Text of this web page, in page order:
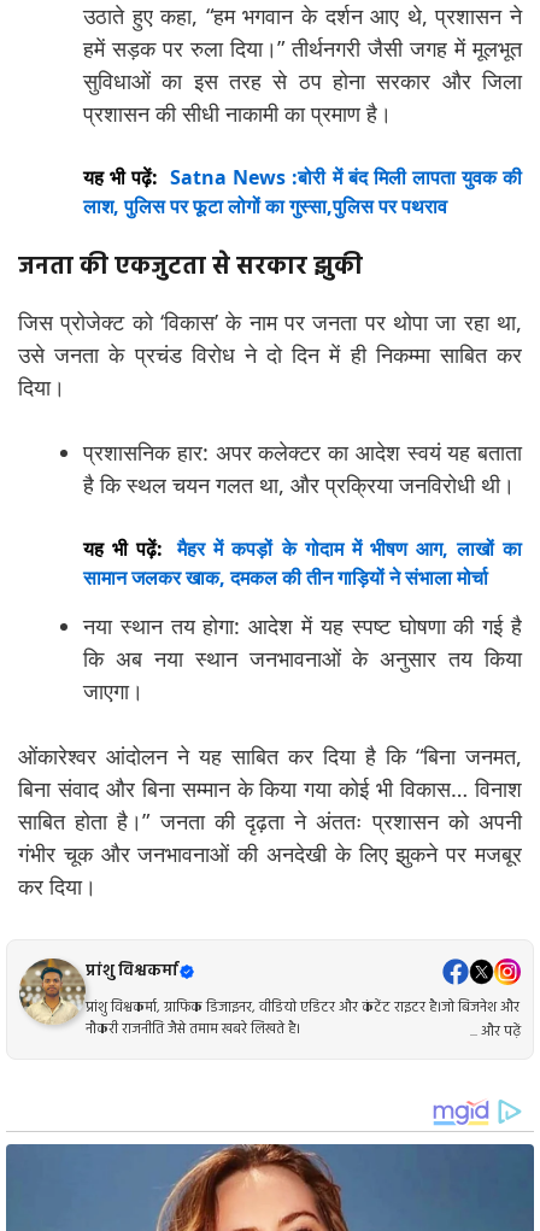
उठाते हुए कहा, “हम भगवान के दर्शन आए थे, प्रशासन ने
हमें सड़क पर रुला दिया।” तीर्थनगरी जैसी जगह में मूलभूत
सुविधाओं का इस तरह से ठप होना सरकार और जिला
प्रशासन की सीधी नाकामी का प्रमाण है।
यह भी पढ़ें: Satna News :बोरी में बंद मिली लापता युवक की
लाश, पुलिस पर फूटा लोगों का गुस्सा,पुलिस पर पथराव
जनता की एकजुटता से सरकार झुकी
जिस प्रोजेक्ट को ‘विकास’ के नाम पर जनता पर थोपा जा रहा था,
उसे जनता के प्रचंड विरोध ने दो दिन में ही निकम्मा साबित कर
दिया।
प्रशासनिक हार: अपर कलेक्टर का आदेश स्वयं यह बताता
है कि स्थल चयन गलत था, और प्रक्रिया जनविरोधी थी।
यह भी पढ़ें:
मैहर में कपड़ों के गोदाम में भीषण आग, लाखों का
सामान जलकर खाक, दमकल की तीन गाड़ियों ने संभाला मोर्चा
नया स्थान तय होगा: आदेश में यह स्पष्ट घोषणा की गई है
कि अब नया स्थान जनभावनाओं के अनुसार तय किया
जाएगा।
ओंकारेश्वर आंदोलन ने यह साबित कर दिया है कि “बिना जनमत,
बिना संवाद और बिना सम्मान के किया गया कोई भी विकास… विनाश
साबित होता है।” जनता की दृढ़ता ने अंततः प्रशासन को अपनी
गंभीर चूक और जनभावनाओं की अनदेखी के लिए झुकने पर मजबूर
कर दिया।
प्रांशु विश्वकर्मा
प्रांशु विश्वकर्मा, ग्राफिक डिजाइनर, वीडियो एडिटर और कंटेंट राइटर है।जो बिजनेश और
नौकरी राजनीति जैसे तमाम खबरे लिखते है।
... और पढ़ें